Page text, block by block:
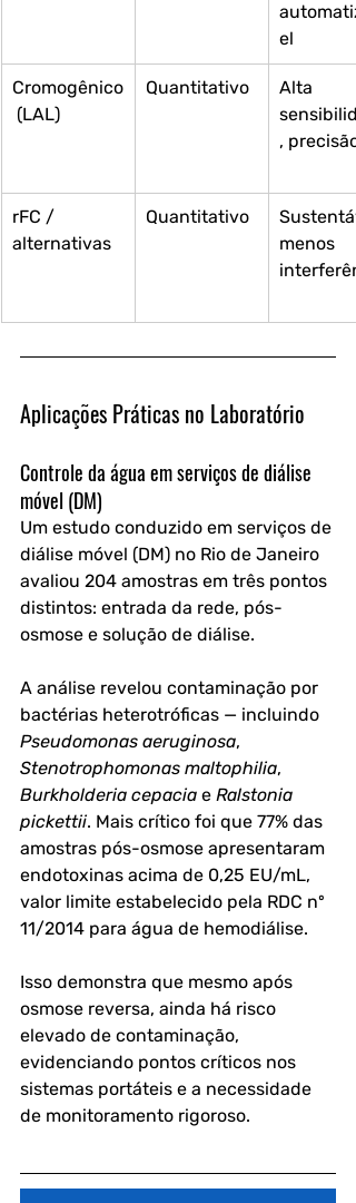
el
Cromogênico
(LAL)
Quantitativo
Alta
, precisão
rFC /
alternativas
Quantitativo
menos
Aplicações Práticas no Laboratório
Controle da água em serviços de diálise
móvel (DM)
Um estudo conduzido em serviços de
diálise móvel (DM) no Rio de Janeiro
avaliou 204 amostras em três pontos
distintos: entrada da rede, pós-
osmose e solução de diálise.
A análise revelou contaminação por
bactérias heterotróficas — incluindo
Pseudomonas aeruginosa,
Stenotrophomonas maltophilia,
Burkholderia cepacia e Ralstonia
pickettii. Mais crítico foi que 77% das
amostras pós-osmose apresentaram
endotoxinas acima de 0,25 EU/mL,
valor limite estabelecido pela RDC nº
11/2014 para água de hemodiálise.
Isso demonstra que mesmo após
osmose reversa, ainda há risco
elevado de contaminação,
evidenciando pontos críticos nos
sistemas portáteis e a necessidade
de monitoramento rigoroso.